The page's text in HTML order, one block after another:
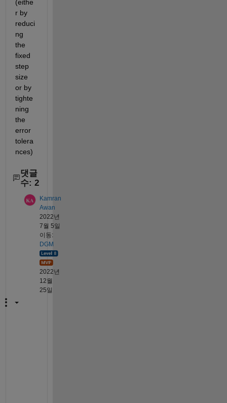
(eithe
r by
reduci
ng
the
fixed
step
size
or by
tighte
ning
the
error
tolera
nces)
댓글
수: 2
Kamran
Awan
2022년
7월 5일
이동:
DGM
2022년
12월
25일